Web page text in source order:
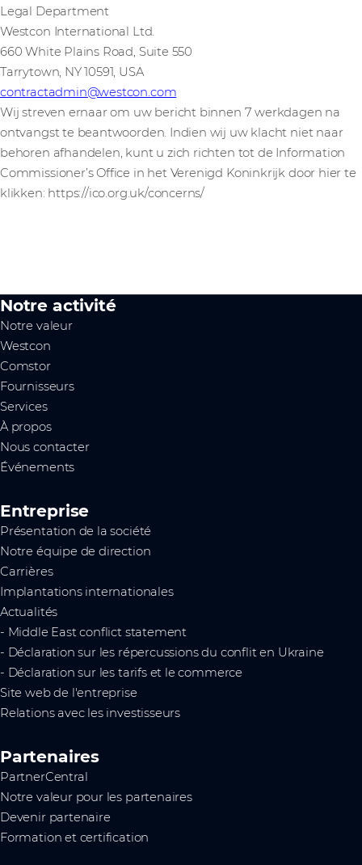
Legal Department
Westcon International Ltd.
660 White Plains Road, Suite 550
Tarrytown, NY 10591, USA
contractadmin@westcon.com
Wij streven ernaar om uw bericht binnen 7 werkdagen na
ontvangst te beantwoorden. Indien wij uw klacht niet naar
behoren afhandelen, kunt u zich richten tot de Information
Commissioner’s Office in het Verenigd Koninkrijk door hier te
klikken: https://ico.org.uk/concerns/
Notre activité
Notre valeur
Westcon
Comstor
Fournisseurs
Services
À propos
Nous contacter
Événements
Entreprise
Présentation de la société
Notre équipe de direction
Carrières
Implantations internationales
Actualités
- Middle East conflict statement
- Déclaration sur les répercussions du conflit en Ukraine
- Déclaration sur les tarifs et le commerce
Site web de l'entreprise
Relations avec les investisseurs
Partenaires
PartnerCentral
Notre valeur pour les partenaires
Devenir partenaire
Formation et certification